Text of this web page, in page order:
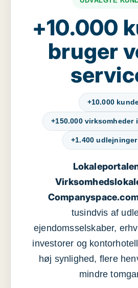
+10.000
bruger
+10.000
+150.000 virksomheder
+1.400
tusindvis af
ejendomsselskaber,
investorer og
høj synlighed, flere
mindre